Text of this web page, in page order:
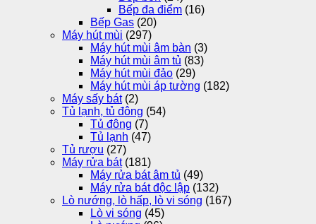
Bếp đa điểm (16)
Bếp Gas (20)
Máy hút mùi (297)
Máy hút mùi âm bàn (3)
Máy hút mùi âm tủ (83)
Máy hút mùi đảo (29)
Máy hút mùi áp tường (182)
Máy sấy bát (2)
Tủ lạnh, tủ đông (54)
Tủ đông (7)
Tủ lạnh (47)
Tủ rượu (27)
Máy rửa bát (181)
Máy rửa bát âm tủ (49)
Máy rửa bát độc lập (132)
Lò nướng, lò hấp, lò vi sóng (167)
Lò vi sóng (45)